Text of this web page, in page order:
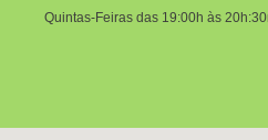
Quintas-Feiras das 19:00h às